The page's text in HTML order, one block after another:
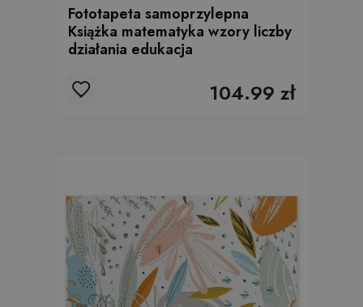
Fototapeta samoprzylepna
Książka matematyka wzory liczby
działania edukacja
104.99 zł